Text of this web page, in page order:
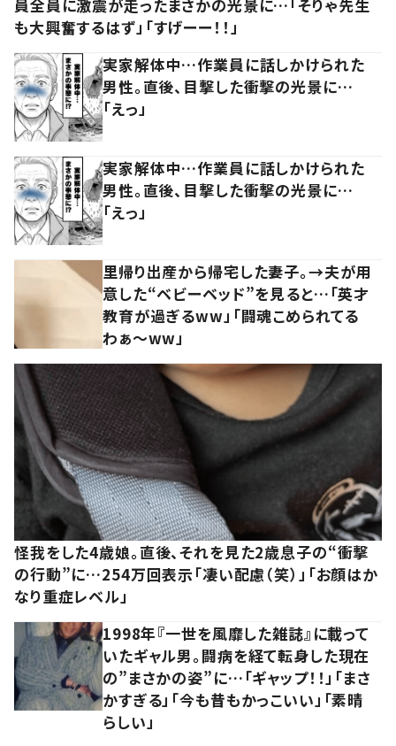
員全員に激震が走ったまさかの光景に…「そりゃ先生
も大興奮するはず」「すげーー！！」
実家解体中…作業員に話しかけられた
男性。直後、目撃した衝撃の光景に…
「えっ」
実家解体中…作業員に話しかけられた
男性。直後、目撃した衝撃の光景に…
「えっ」
里帰り出産から帰宅した妻子。→夫が用
意した“ベビーベッド”を見ると…「英才
教育が過ぎるww」「闘魂こめられてる
わぁ～ww」
怪我をした4歳娘。直後、それを見た2歳息子の“衝撃
の行動”に…254万回表示「凄い配慮（笑）」「お顔はか
なり重症レベル」
1998年『一世を風靡した雑誌』に載って
いたギャル男。闘病を経て転身した現在
の”まさかの姿”に…「ギャップ！！」「まさ
かすぎる」「今も昔もかっこいい」「素晴
らしい」